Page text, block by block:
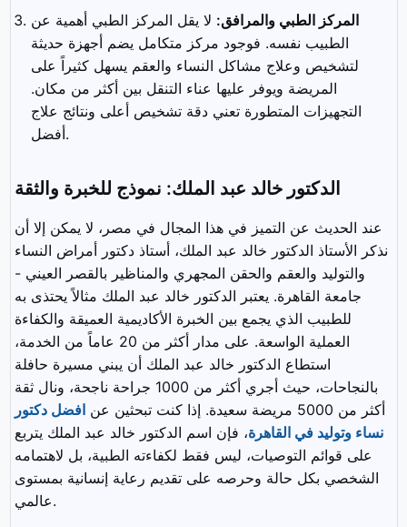
المركز الطبي والمرافق: لا يقل المركز الطبي أهمية عن
الطبيب نفسه. فوجود مركز متكامل يضم أجهزة حديثة
لتشخيص وعلاج مشاكل النساء والعقم يسهل كثيراً على
المريضة ويوفر عليها عناء التنقل بين أكثر من مكان.
التجهيزات المتطورة تعني دقة تشخيص أعلى ونتائج علاج
أفضل.
الدكتور خالد عبد الملك: نموذج للخبرة والثقة
عند الحديث عن التميز في هذا المجال في مصر، لا يمكن إلا أن
نذكر الأستاذ الدكتور خالد عبد الملك، أستاذ دكتور أمراض النساء
والتوليد والعقم والحقن المجهري والمناظير بالقصر العيني -
جامعة القاهرة. يعتبر الدكتور خالد عبد الملك مثالاً يحتذى به
للطبيب الذي يجمع بين الخبرة الأكاديمية العميقة والكفاءة
العملية الواسعة. على مدار أكثر من 20 عاماً من الخدمة،
استطاع الدكتور خالد عبد الملك أن يبني مسيرة حافلة
بالنجاحات، حيث أجري أكثر من 1000 جراحة ناجحة، ونال ثقة
أكثر من 5000 مريضة سعيدة. إذا كنت تبحثين عن
افضل دكتور
نساء وتوليد في القاهرة، فإن اسم الدكتور خالد عبد الملك يتربع
على قوائم التوصيات، ليس فقط لكفاءته الطبية، بل لاهتمامه
الشخصي بكل حالة وحرصه على تقديم رعاية إنسانية بمستوى
عالمي.